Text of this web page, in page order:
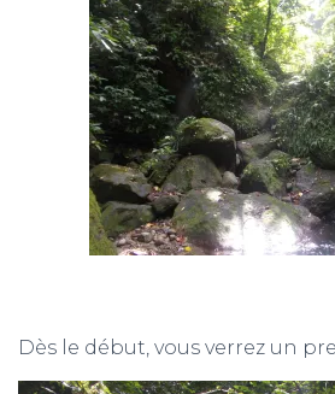
Dès le début, vous verrez un